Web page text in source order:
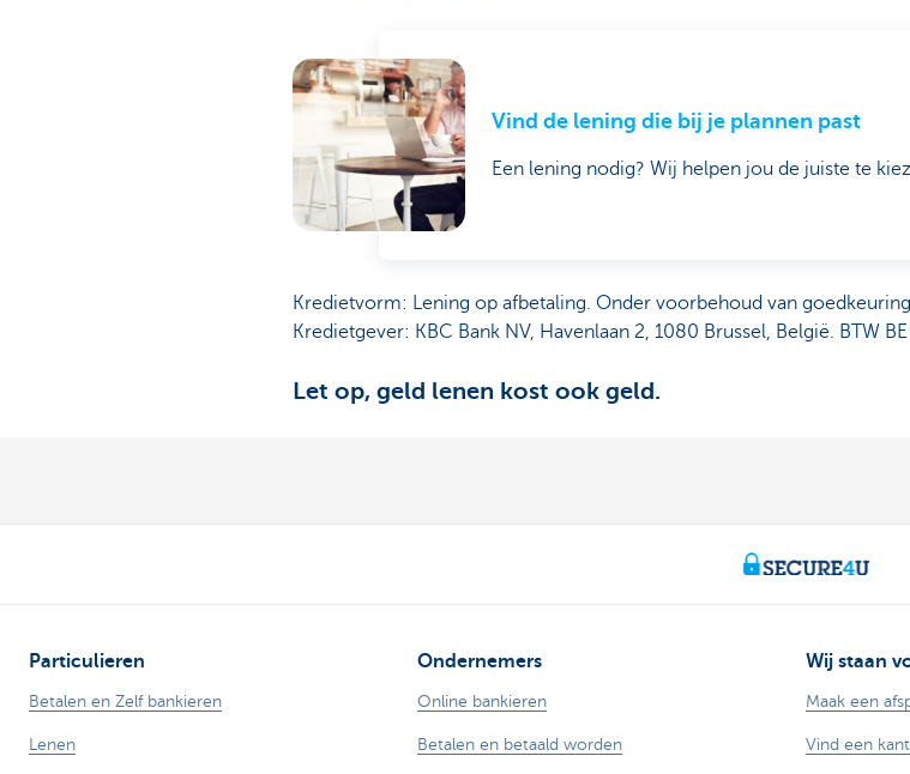
Vind de lening die bij je plannen past
Een lening nodig? Wij helpen jou de juiste te
Kredietvorm: Lening op afbetaling. Onder voorbehoud van
Kredietgever: KBC Bank NV, Havenlaan 2, 1080 Brussel, België. BTW
Let op, geld lenen kost ook geld.
Particulieren
Betalen en Zelf bankieren
Lenen
Ondernemers
Online bankieren
Betalen en betaald worden
Wij staan
Maak een
Vind een